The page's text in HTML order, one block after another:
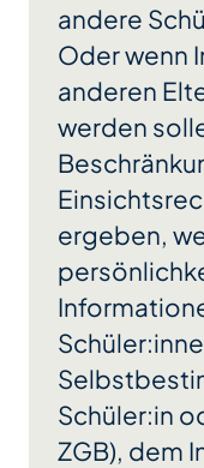
andere
Oder wenn
anderen
werden
ergeben,
Schüler:in
ZGB), dem